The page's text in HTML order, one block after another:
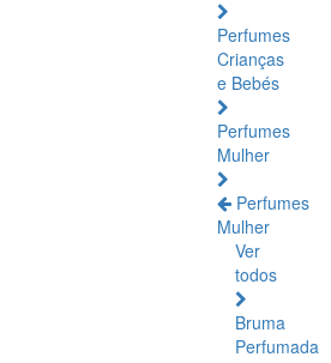
Perfumes
Crianças
e Bebés
Perfumes
Mulher
Perfumes
Mulher
Ver
todos
Bruma
Perfumada